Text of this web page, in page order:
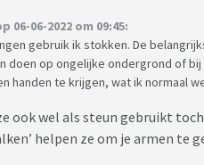
06-06-2022 om 09:45:
gebruik ik stokken. De
doen op ongelijke ondergrond of
handen te krijgen, wat ik normaal
ook wel als steun gebruikt
helpen ze om je armen te